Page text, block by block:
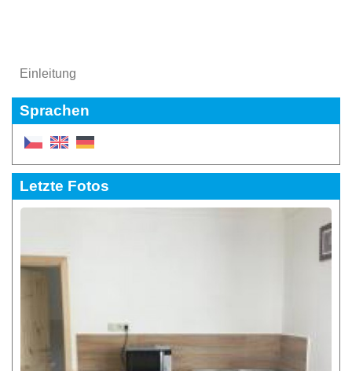
Einleitung
Sprachen
Letzte Fotos